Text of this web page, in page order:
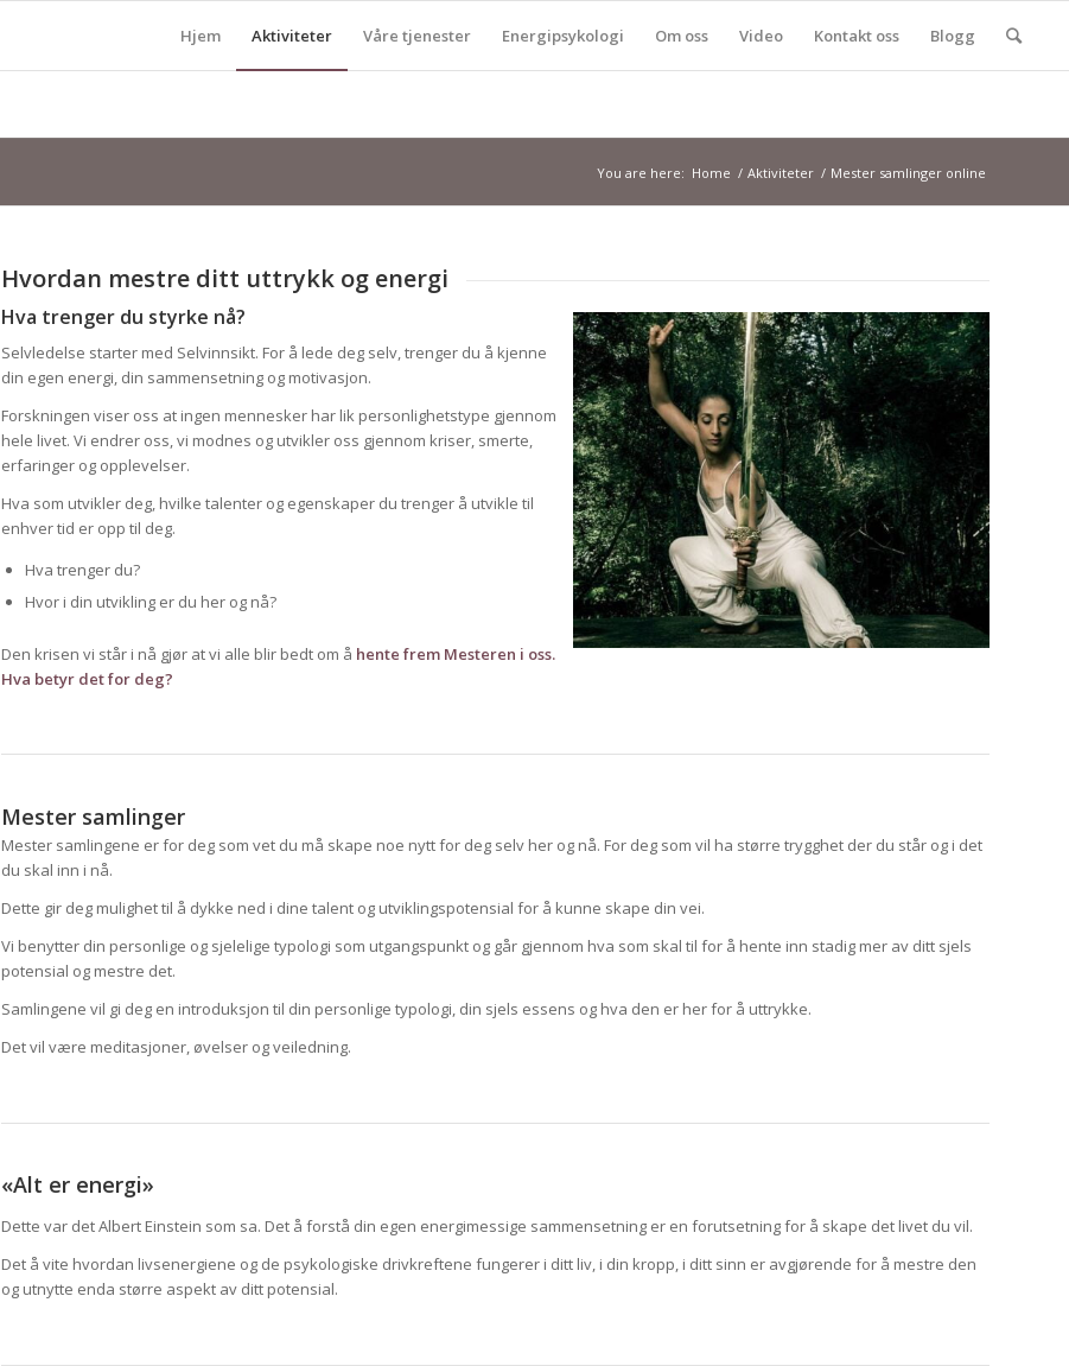
Hjem Aktiviteter Våre tjenester Energipsykologi Om oss Video Kontakt oss Blogg
You are here: Home / Aktiviteter / Mester samlinger online
Hvordan mestre ditt uttrykk og energi
Hva trenger du styrke nå?
Selvledelse starter med Selvinnsikt. For å lede deg selv, trenger du å kjenne
din egen energi, din sammensetning og motivasjon.
Forskningen viser oss at ingen mennesker har lik personlighetstype gjennom
hele livet. Vi endrer oss, vi modnes og utvikler oss gjennom kriser, smerte,
erfaringer og opplevelser.
Hva som utvikler deg, hvilke talenter og egenskaper du trenger å utvikle til
enhver tid er opp til deg.
Hva trenger du?
Hvor i din utvikling er du her og nå?
Den krisen vi står i nå gjør at vi alle blir bedt om å hente frem Mesteren i oss.
Hva betyr det for deg?
Mester samlinger
Mester samlingene er for deg som vet du må skape noe nytt for deg selv her og nå. For deg som vil ha større trygghet der du står og i det
du skal inn i nå.
Dette gir deg mulighet til å dykke ned i dine talent og utviklingspotensial for å kunne skape din vei.
Vi benytter din personlige og sjelelige typologi som utgangspunkt og går gjennom hva som skal til for å hente inn stadig mer av ditt sjels
potensial og mestre det.
Samlingene vil gi deg en introduksjon til din personlige typologi, din sjels essens og hva den er her for å uttrykke.
Det vil være meditasjoner, øvelser og veiledning.
«Alt er energi»
Dette var det Albert Einstein som sa. Det å forstå din egen energimessige sammensetning er en forutsetning for å skape det livet du vil.
Det å vite hvordan livsenergiene og de psykologiske drivkreftene fungerer i ditt liv, i din kropp, i ditt sinn er avgjørende for å mestre den
og utnytte enda større aspekt av ditt potensial.